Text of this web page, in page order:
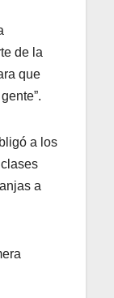
de la
que
a los
a